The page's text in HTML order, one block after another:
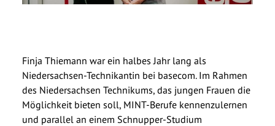
Finja Thiemann war ein halbes Jahr lang als
Niedersachsen-Technikantin bei basecom. Im Rahmen
des Niedersachsen Technikums, das jungen Frauen die
Möglichkeit bieten soll, MINT-Berufe kennenzulernen
und parallel an einem Schnupper-Studium